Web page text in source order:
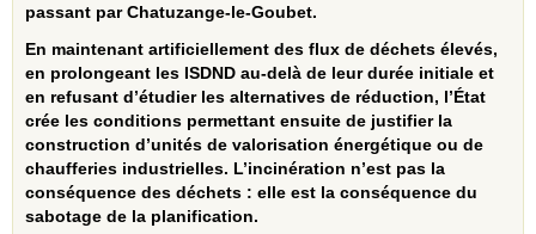
passant par Chatuzange‑le‑Goubet.
En maintenant artificiellement des flux de déchets élevés,
en prolongeant les ISDND au‑delà de leur durée initiale et
en refusant d’étudier les alternatives de réduction, l’État
crée les conditions permettant ensuite de justifier la
construction d’unités de valorisation énergétique ou de
chaufferies industrielles. L’incinération n’est pas la
conséquence des déchets : elle est la conséquence du
sabotage de la planification.